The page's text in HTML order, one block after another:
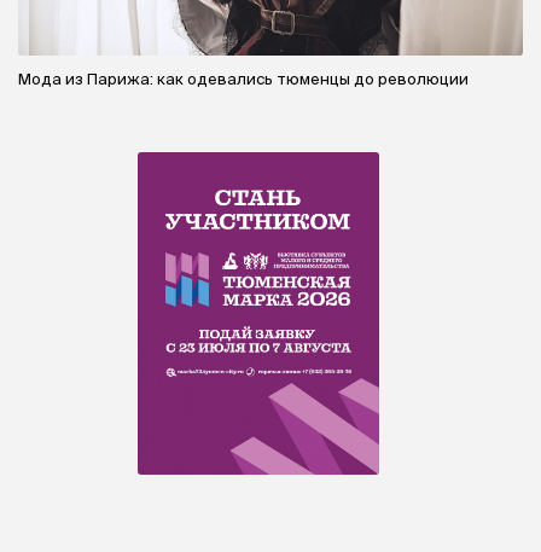
Мода из Парижа: как одевались тюменцы до революции